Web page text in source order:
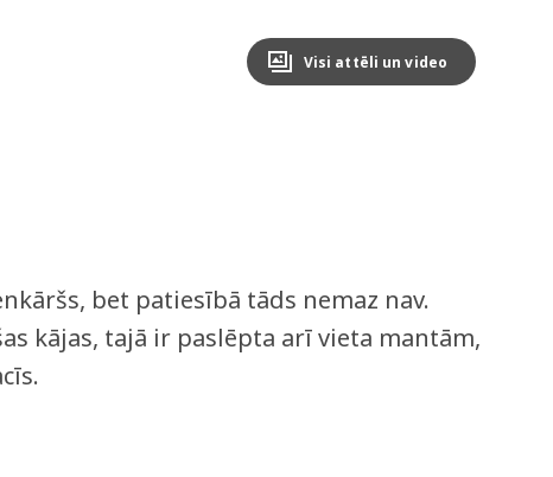
Visi attēli un video
bet patiesībā tāds nemaz nav.
kājas, tajā ir paslēpta arī vieta mantām,